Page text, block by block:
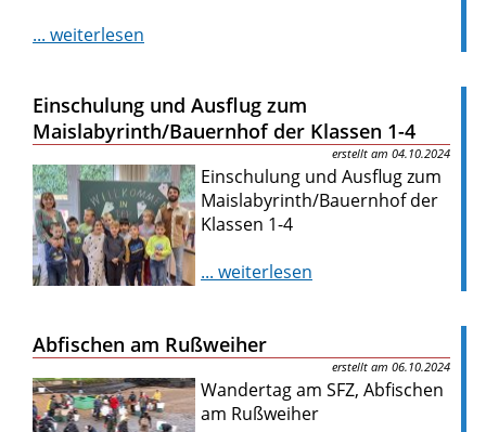
... weiterlesen
Einschulung und Ausflug zum
Maislabyrinth/Bauernhof der Klassen 1-4
04.10.2024
Einschulung und Ausflug zum
Maislabyrinth/Bauernhof der
Klassen 1-4
... weiterlesen
Abfischen am Rußweiher
06.10.2024
Wandertag am SFZ, Abfischen
am Rußweiher